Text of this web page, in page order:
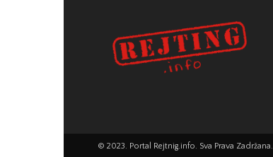
© 2023. Portal Rejtnig.info. Sva Prava Zadržana.